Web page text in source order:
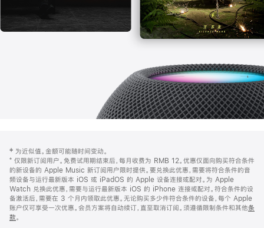
页
页
脚
注
‡ 为近似值。金额可能随时间变动。
⁺ 仅限新订阅用户。免费试用期结束后，每月收费为 RMB 12。优惠仅面向购买符合条件
的新设备的 Apple Music 新订阅用户限时提供。要兑换此优惠，需要将符合条件的音
频设备与运行最新版本 iOS 或 iPadOS 的 Apple 设备连接或配对。为 Apple
Watch 兑换此优惠，需要与运行最新版本 iOS 的 iPhone 连接或配对。符合条件的设
备激活后，需要在 3 个月内领取此优惠。无论购买多少件符合条件的设备，每个 Apple
账户仅可享受一次优惠。会员方案将自动续订，直至取消订阅。须遵循限制条件和其他条
款。